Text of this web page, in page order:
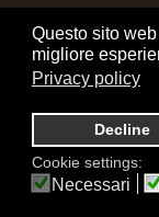
Questo sito
migliore
Privacy policy
Decline
Cookie settings:
Necessari
licensed under